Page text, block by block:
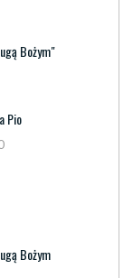
Bożym"
Pio
Bożym